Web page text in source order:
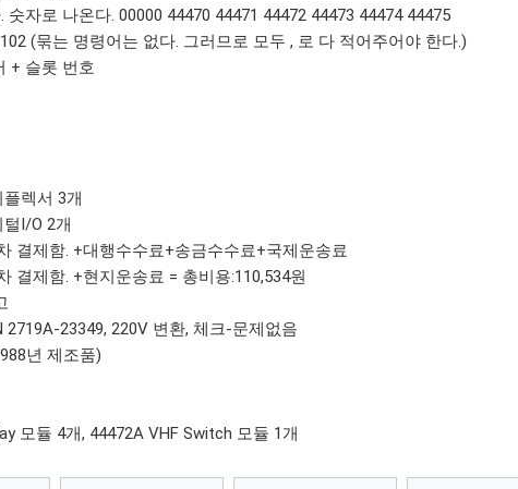
숫자로 나온다. 00000 44470 44471 44472 44473 44474 44475
(묶는 명령어는 없다. 그러므로 모두 , 로 다 적어주어야 한다.)
+ 슬롯 번호
렉서 3개
I/O 2개
결제함. +대행수수료+송금수수료+국제운송료
결제함. +현지운송료 = 총비용:110,534원
23349, 220V 변환, 체크-문제없음
년 제조품)
모듈 4개, 44472A VHF Switch 모듈 1개